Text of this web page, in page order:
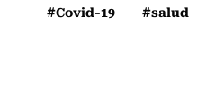
#Covid-19 #salud